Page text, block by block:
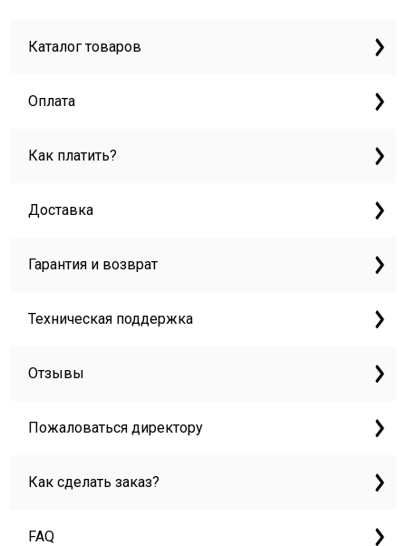
Каталог товаров
Оплата
Как платить?
Доставка
Гарантия и возврат
Техническая поддержка
Отзывы
Пожаловаться директору
Как сделать заказ?
FAQ